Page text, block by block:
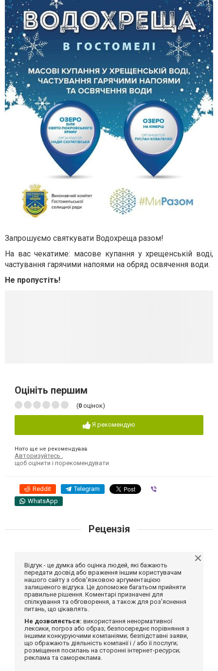
Запрошуємо святкувати Водохреща разом!
На вас чекатиме: масове купання у хрещенській воді,
частування гарячими напоями на обряд освячення води.
Не пропустіть!
Оцініть першим
(0 оцінок)
Я рекомендую
Ніхто ще не рекомендував
Авторизуйтесь
щоб оцінити і порекомендувати
Reddit Telegram
WhatsApp
Рецензія
Відгук - це думка або оцінка людей, які бажають
передати досвід або враження іншим користувачам
нашого сайту з обов'язковою аргументацією
залишеного відгука. Це допоможе багатьом прийняти
правильне рішення. Коментарі призначені для
спілкування та обговорення, а також для роз'яснення
питань, що цікавлять.
Не дозволяється: використання ненормативної
лексики, погроз або образ; безпосереднє порівняння з
іншими конкуруючими компаніями; безпідставні заяви,
що ображають діяльність компанії і / або її послуги;
розміщення посилань на сторонні інтернет-ресурси;
реклама та самореклама.